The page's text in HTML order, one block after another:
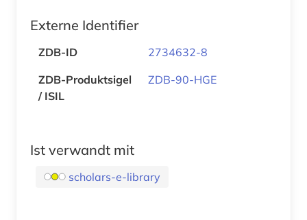
Externe Identifier
ZDB-ID
2734632-8
ZDB-Produktsigel
/ ISIL
ZDB-90-HGE
Ist verwandt mit
scholars-e-library